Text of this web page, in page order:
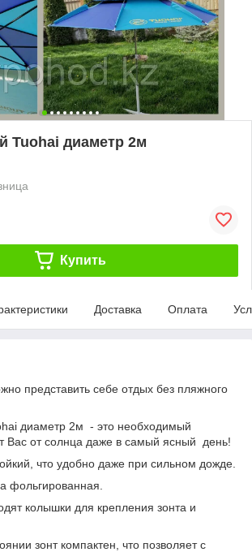
Tuohai диаметр 2м
Купить
Доставка Оплата
представить себе отдых без пляжного
диаметр 2м - это необходимый
Вас от солнца даже в самый ясный день!
что удобно даже при сильном дожде.
фольгированная.
колышки для крепления зонта и
зонт компактен, что позволяет с